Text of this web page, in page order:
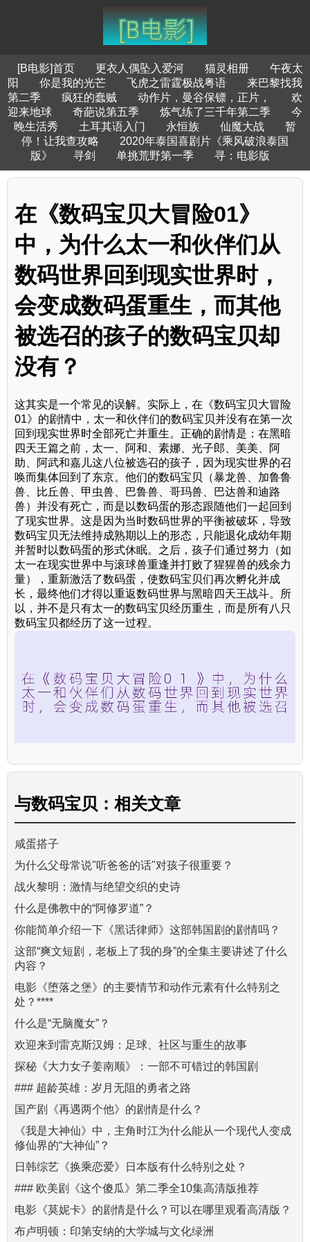
[B电影]首页 更衣人偶坠入爱河 猫灵相册
午夜太
阳
你是我的光芒 飞虎之雷霆极战粤语
来巴黎找我
第二季
疯狂的蠢贼 动作片，曼谷保镖，正片，
欢
迎来地球
奇葩说第五季 炼气练了三千年第二季
今
晚生活秀
土耳其语入门 永恒族 仙魔大战
暂
停！让我查攻略
2020年泰国喜剧片《乘风破浪泰国
版》
寻剑 单挑荒野第一季 寻：电影版
在《数码宝贝大冒险01》
中，为什么太一和伙伴们从
数码世界回到现实世界时，
会变成数码蛋重生，而其他
被选召的孩子的数码宝贝却
没有？
这其实是一个常见的误解。实际上，在《数码宝贝大冒险
01》的剧情中，太一和伙伴们的数码宝贝并没有在第一次
回到现实世界时全部死亡并重生。正确的剧情是：在黑暗
四天王篇之前，太一、阿和、素娜、光子郎、美美、阿
助、阿武和嘉儿这八位被选召的孩子，因为现实世界的召
唤而集体回到了东京。他们的数码宝贝（暴龙兽、加鲁鲁
兽、比丘兽、甲虫兽、巴鲁兽、哥玛兽、巴达兽和迪路
兽）并没有死亡，而是以数码蛋的形态跟随他们一起回到
了现实世界。这是因为当时数码世界的平衡被破坏，导致
数码宝贝无法维持成熟期以上的形态，只能退化成幼年期
并暂时以数码蛋的形式休眠。之后，孩子们通过努力（如
太一在现实世界中与滚球兽重逢并打败了猩猩兽的残余力
量），重新激活了数码蛋，使数码宝贝们再次孵化并成
长，最终他们才得以重返数码世界与黑暗四天王战斗。所
以，并不是只有太一的数码宝贝经历重生，而是所有八只
数码宝贝都经历了这一过程。
与数码宝贝： 相关文章
咸蛋搭子
为什么父母常说"听爸爸的话"对孩子很重要？
战火黎明：激情与绝望交织的史诗
什么是佛教中的“阿修罗道”？
你能简单介绍一下《黑话律师》这部韩国剧的剧情吗？
这部“爽文短剧，老板上了我的身”的全集主要讲述了什么
内容？
电影《堕落之堡》的主要情节和动作元素有什么特别之
处？****
什么是“无脑魔女”？
欢迎来到雷克斯汉姆：足球、社区与重生的故事
探秘《大力女子姜南顺》：一部不可错过的韩国剧
### 超龄英雄：岁月无阻的勇者之路
国产剧《再遇两个他》的剧情是什么？
《我是大神仙》中，主角时江为什么能从一个现代人变成
修仙界的“大神仙”？
日韩综艺《换乘恋爱》日本版有什么特别之处？
### 欧美剧《这个傻瓜》第二季全10集高清版推荐
电影《莫妮卡》的剧情是什么？可以在哪里观看高清版？
布卢明顿：印第安纳的大学城与文化绿洲